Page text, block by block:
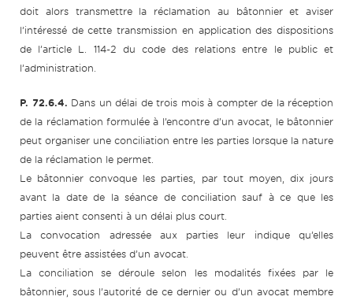
doit alors transmettre la réclamation au bâtonnier et aviser
l’intéressé de cette transmission en application des dispositions
de l’article L. 114-2 du code des relations entre le public et
l’administration.
P. 72.6.4. Dans un délai de trois mois à compter de la réception
de la réclamation formulée à l’encontre d’un avocat, le bâtonnier
peut organiser une conciliation entre les parties lorsque la nature
de la réclamation le permet.
Le bâtonnier convoque les parties, par tout moyen, dix jours
avant la date de la séance de conciliation sauf à ce que les
parties aient consenti à un délai plus court.
La convocation adressée aux parties leur indique qu’elles
peuvent être assistées d’un avocat.
La conciliation se déroule selon les modalités fixées par le
bâtonnier, sous l’autorité de ce dernier ou d’un avocat membre